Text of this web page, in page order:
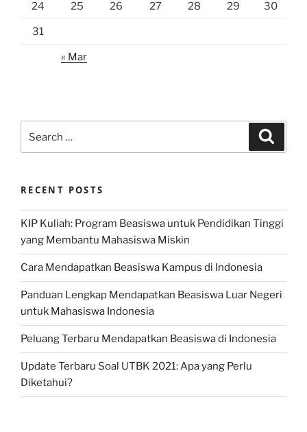
24 25 26 27 28 29 30
31
« Mar
for:
RECENT POSTS
KIP Kuliah: Program Beasiswa untuk Pendidikan Tinggi
yang Membantu Mahasiswa Miskin
Cara Mendapatkan Beasiswa Kampus di Indonesia
Panduan Lengkap Mendapatkan Beasiswa Luar Negeri
untuk Mahasiswa Indonesia
Peluang Terbaru Mendapatkan Beasiswa di Indonesia
Update Terbaru Soal UTBK 2021: Apa yang Perlu
Diketahui?